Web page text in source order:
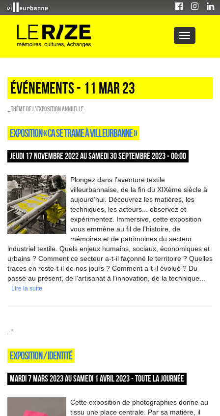
Événements - 11 Mar 23
_Thème de l'exposition annuelle
EXPOSITION « CA SE TRAME À VILLEURBANNE »
JEUDI 17 NOVEMBRE 2022 AU SAMEDI 30 SEPTEMBRE 2023 - 00:00
Plongez dans l'aventure textile
villeurbannaise, de la fin du XIXème siècle à
aujourd’hui. Découvrez les matières, les
techniques, les acteurs... observez et
expérimentez. Immersive, cette exposition
vous emmène au fil de l'histoire, de
mémoires et de patrimoines du secteur
industriel textile. Quels enjeux humains, sociaux, économiques et
urbains ? Comment ce secteur a-t-il façonné le territoire ? Quelles
traces en reste-t-il de nos jours ? Comment a-t-il évolué ? Du
passé au présent, de l'artisanat à l'innovation, de la technique...
Lire la suite
_*
EXPOSITION / IDENTITÉ
MARDI 7 MARS 2023 AU SAMEDI 1 AVRIL 2023 - TOUTE LA JOURNÉE
Cette exposition de photographies donne au
tissu une place centrale. Par sa matière, il